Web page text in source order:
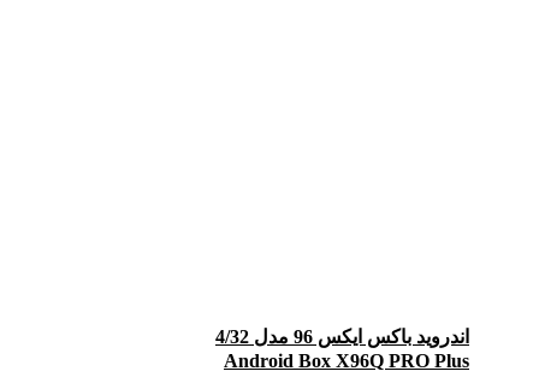
اندروید باکس ایکس 96 مدل 4/32
Android Box X96Q PRO Plus